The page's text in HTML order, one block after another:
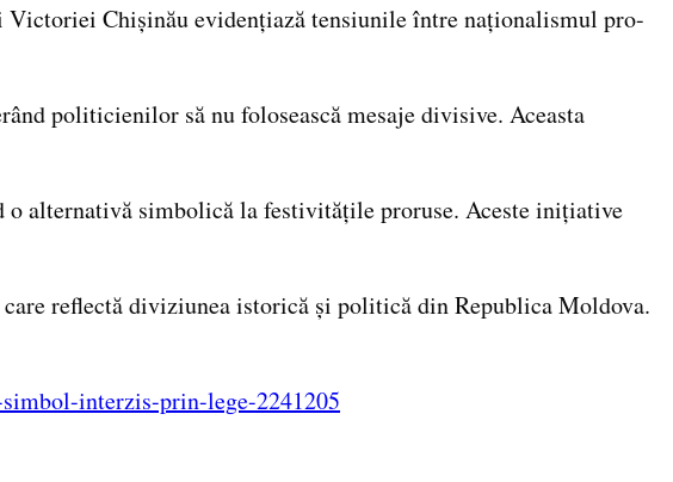
Chișinău evidențiază tensiunile între naționalismul pro-
politicienilor să nu folosească mesaje divisive. Aceasta
alternativă simbolică la festivitățile proruse. Aceste inițiative
reflectă diviziunea istorică și politică din Republica Moldova.
interzis-prin-lege-2241205